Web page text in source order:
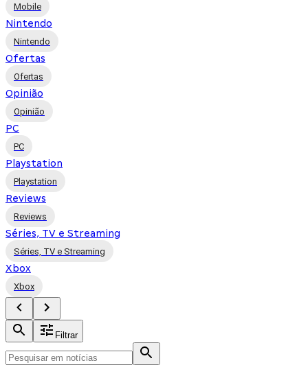
Mobile
Nintendo
Nintendo
Ofertas
Ofertas
Opinião
Opinião
PC
PC
Playstation
Playstation
Reviews
Reviews
Séries, TV e Streaming
Séries, TV e Streaming
Xbox
Xbox
Filtrar